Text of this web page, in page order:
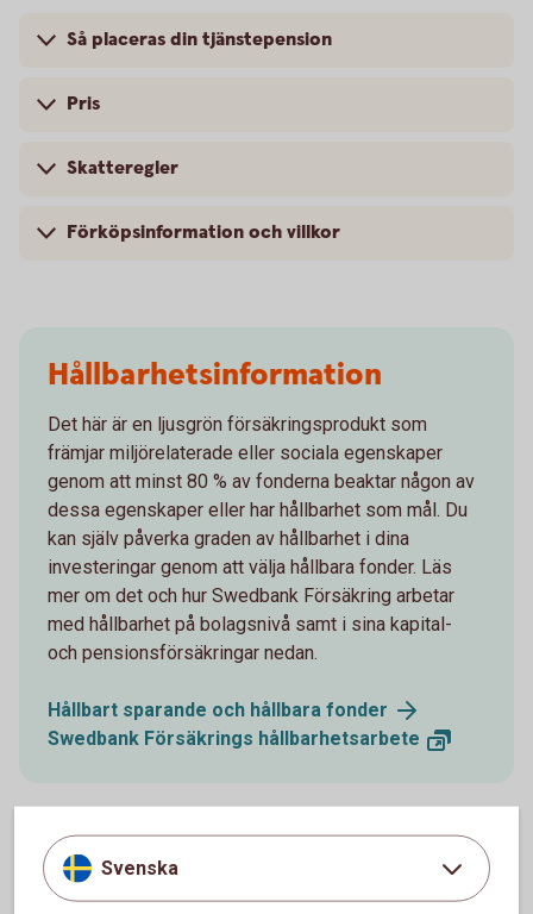
Så placeras din tjänstepension
Pris
Skatteregler
Förköpsinformation och villkor
Hållbarhetsinformation
Det här är en ljusgrön försäkringsprodukt som
främjar miljörelaterade eller sociala egenskaper
genom att minst 80 % av fonderna beaktar någon av
dessa egenskaper eller har hållbarhet som mål. Du
kan själv påverka graden av hållbarhet i dina
investeringar genom att välja hållbara fonder. Läs
mer om det och hur Swedbank Försäkring arbetar
med hållbarhet på bolagsnivå samt i sina kapital-
och pensionsförsäkringar nedan.
Hållbart sparande och hållbara fonder
Swedbank Försäkrings hållbarhetsarbete
Pensionsvalet
Svenska